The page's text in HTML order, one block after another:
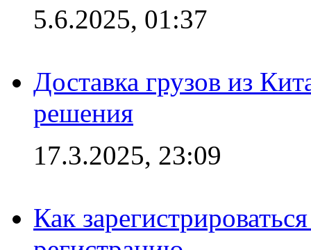
5.6.2025, 01:37
Доставка грузов из
решения
17.3.2025, 23:09
Как